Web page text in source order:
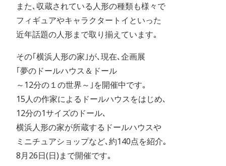
また､収蔵されている人形の種類も様々で
フィギュアやキャラクタートイといった
近年話題の人形まで取り揃えています｡
その｢横浜人形の家｣が､現在､企画展
｢夢のドールハウス＆ドール
～12分の１の世界～｣を開催中です｡
15人の作家によるドールハウスをはじめ､
12分の1サイズのドール､
横浜人形の家が所蔵するドールハウスや
ミニチュアショップなど､約140点を紹介｡
8月26日(日)まで開催です｡